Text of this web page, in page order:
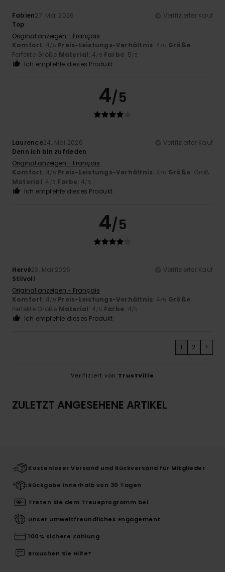
Fabien27. Mai 2026
Verifizierter Kauf
Top
Original anzeigen - Français
Komfort: 4 /5 Preis-Leistungs-Verhältnis: 4 /5 Größe:
Perfekte Größe Material: 4 /5 Farbe: 5 /5
Ich empfehle dieses Produkt
4/5
Laurence24. Mai 2026
Verifizierter Kauf
Denn ich bin zufrieden
Original anzeigen - Français
Komfort: 4 /5 Preis-Leistungs-Verhältnis: 4 /5 Größe: Groß
Material: 4 /5 Farbe: 4 /5
Ich empfehle dieses Produkt
4/5
Hervé23. Mai 2026
Verifizierter Kauf
Stilvoll
Original anzeigen - Français
Komfort: 4 /5 Preis-Leistungs-Verhältnis: 4 /5 Größe:
Perfekte Größe Material: 4 /5 Farbe: 4 /5
Ich empfehle dieses Produkt
1 2 >
Verifiziert von TrustVille
ZULETZT ANGESEHENE ARTIKEL
Kostenloser Versand und Rückversand für Mitglieder
Rückgabe innerhalb von 30 Tagen
Treten Sie dem Treueprogramm bei
Unser umweltfreundliches Engagement
100% sichere Zahlung
Brauchen Sie Hilfe?